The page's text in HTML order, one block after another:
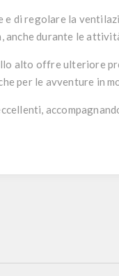
di regolare la
durante le
alto offre ulteriore
per le avventure in